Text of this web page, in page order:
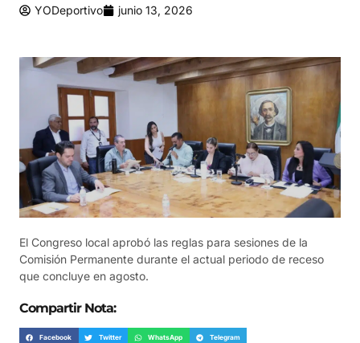
YODeportivo junio 13, 2026
El Congreso local aprobó las reglas para sesiones de la
Comisión Permanente durante el actual periodo de receso
que concluye en agosto.
Compartir Nota:
Facebook Twitter WhatsApp Telegram